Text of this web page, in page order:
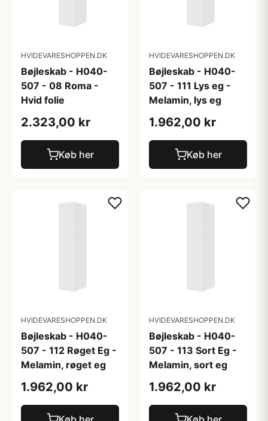
HVIDEVARESHOPPEN.DK
Bøjleskab - H040-
507 - 08 Roma -
Hvid folie
2.323,00 kr
Køb her
HVIDEVARESHOPPEN.DK
Bøjleskab - H040-
507 - 111 Lys eg -
Melamin, lys eg
1.962,00 kr
Køb her
HVIDEVARESHOPPEN.DK
Bøjleskab - H040-
507 - 112 Røget Eg -
Melamin, røget eg
1.962,00 kr
HVIDEVARESHOPPEN.DK
Bøjleskab - H040-
507 - 113 Sort Eg -
Melamin, sort eg
1.962,00 kr